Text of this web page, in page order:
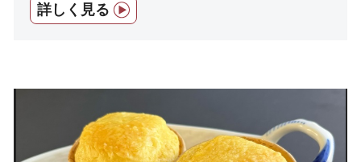
詳しく見る